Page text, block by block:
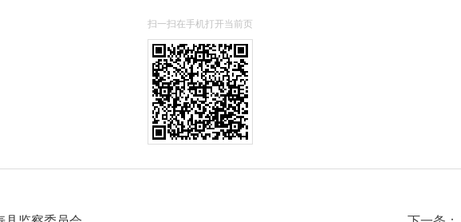
扫一扫在手机打开当前页